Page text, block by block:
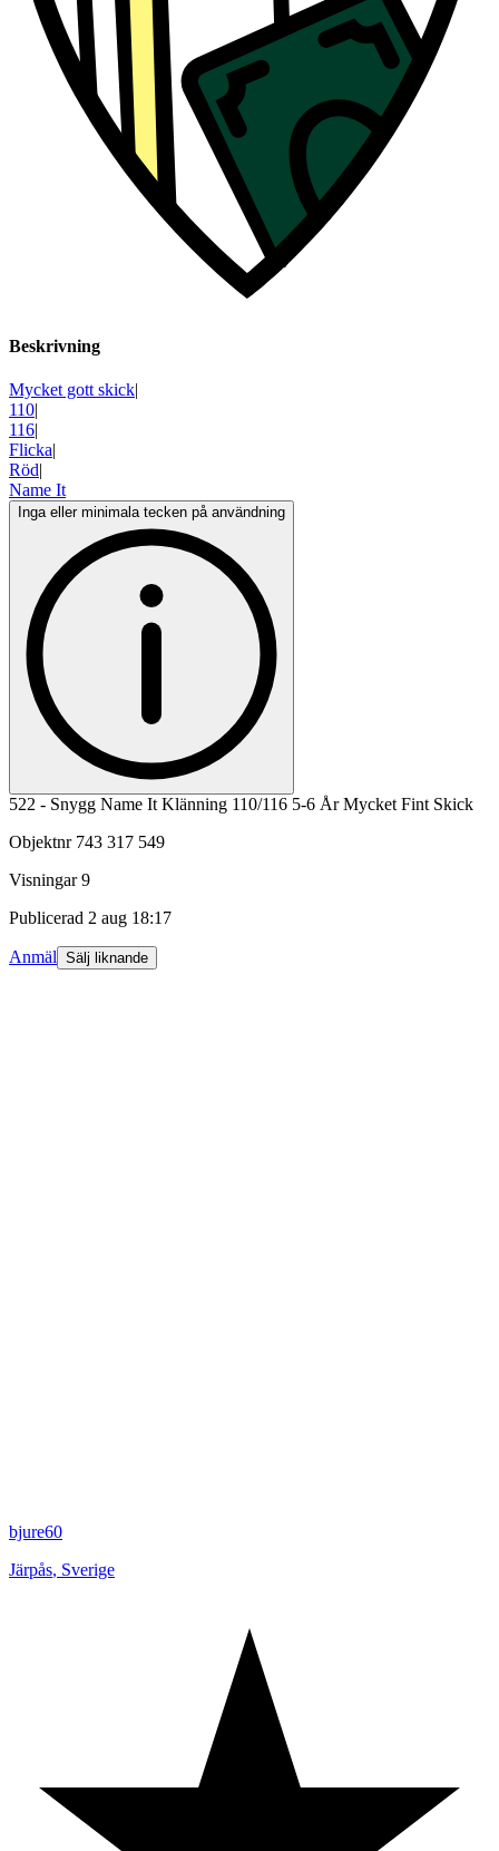
Beskrivning
Mycket gott skick|
110|
116|
Flicka|
Röd|
Name It
Inga eller minimala tecken på användning
522 - Snygg Name It Klänning 110/116 5-6 År Mycket Fint Skick
Objektnr 743 317 549
Visningar 9
Publicerad 2 aug 18:17
Anmäl Sälj liknande
bjure60
Järpås, Sverige